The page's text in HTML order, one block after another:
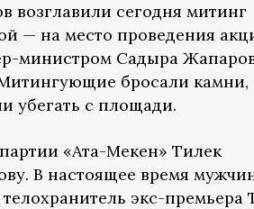
сегодня митинг
— на место проведения
министром Садыра
бросали
убегать с площади.
«Ата-Мекен» Тилек
В настоящее время
телохранитель экс-премьера